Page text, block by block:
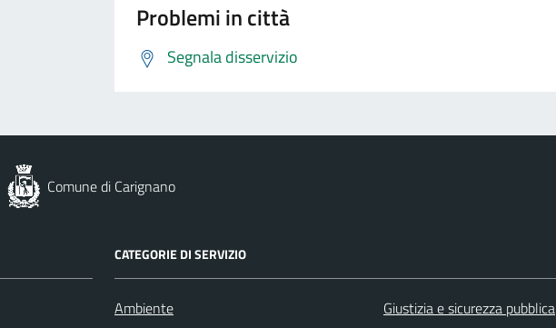
Problemi in città
Segnala disservizio
Comune di Carignano
CATEGORIE DI SERVIZIO
Ambiente
Giustizia e sicurezza pubblica